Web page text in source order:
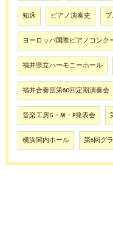
知床 ピアノ演奏史
ヨーロッパ国際ピアノコンク
福井県立ハーモニーホール
福井合奏団第60回定期演奏会
音楽工房G・M・P発表会
横浜関内ホール 第6回グ